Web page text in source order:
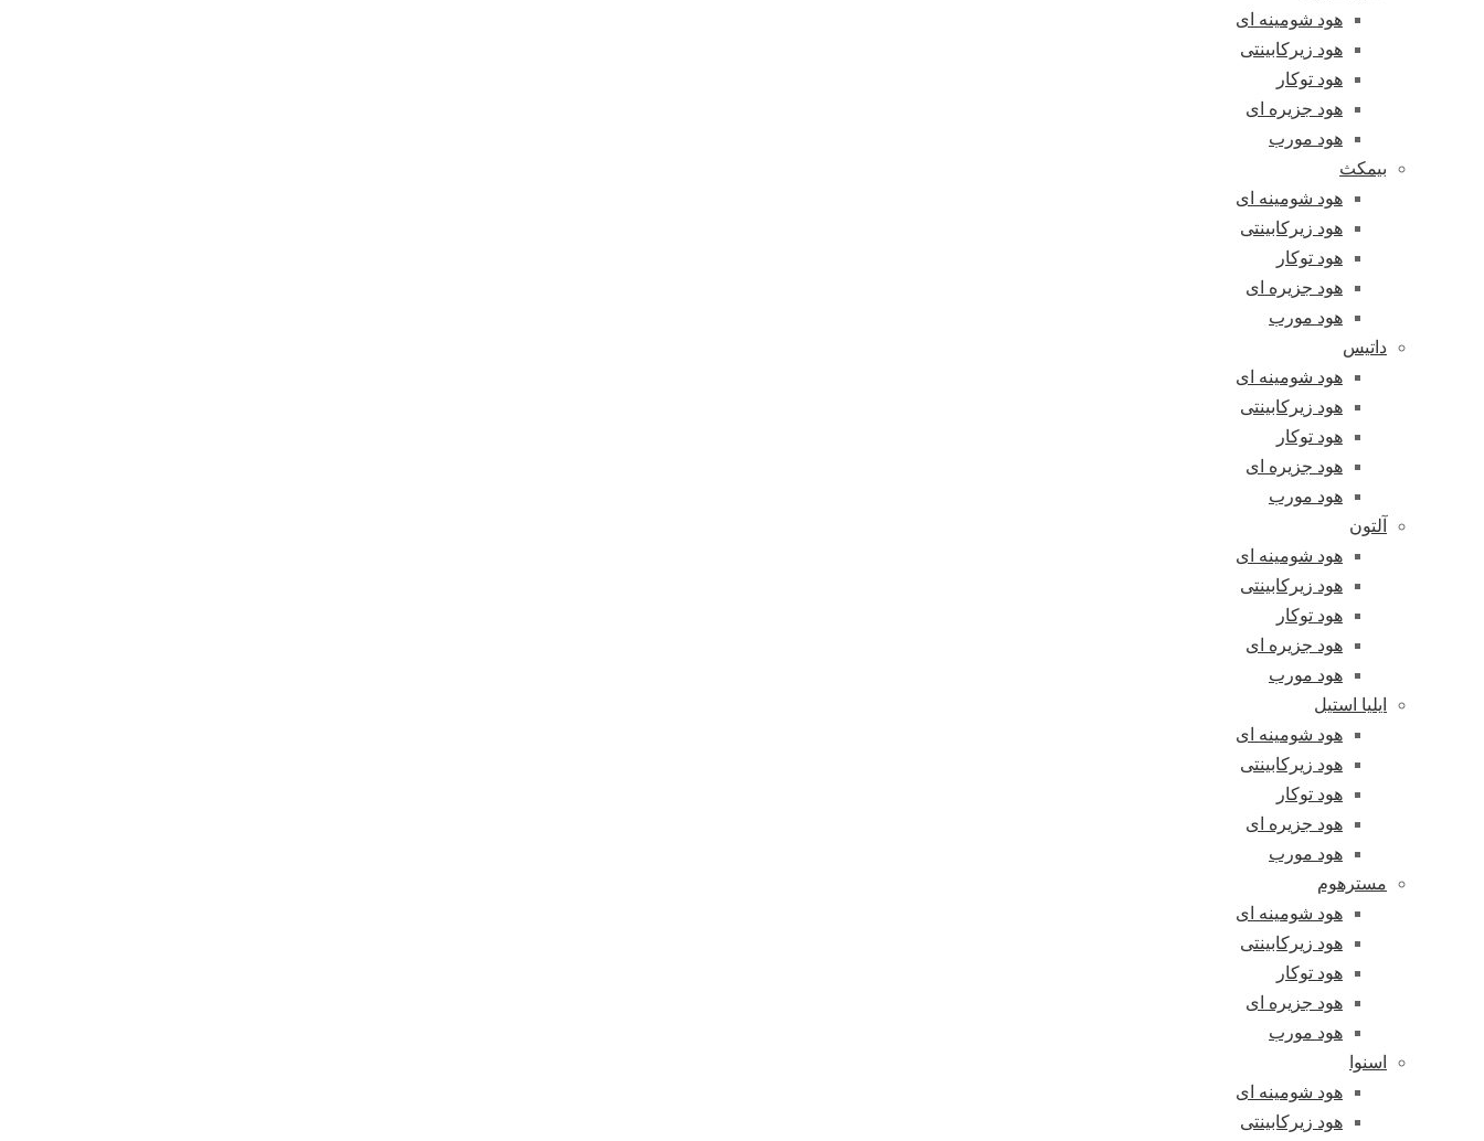
هود شومینه ای
هود زیرکابینتی
هود توکار
هود جزیره ای
هود مورب
بیمکث
هود شومینه ای
هود زیرکابینتی
هود توکار
هود جزیره ای
هود مورب
داتیس
هود شومینه ای
هود زیرکابینتی
هود توکار
هود جزیره ای
هود مورب
آلتون
هود شومینه ای
هود زیرکابینتی
هود توکار
هود جزیره ای
هود مورب
ایلیا استیل
هود شومینه ای
هود زیرکابینتی
هود توکار
هود جزیره ای
هود مورب
مسترهوم
هود شومینه ای
هود زیرکابینتی
هود توکار
هود جزیره ای
هود مورب
اسنوا
هود شومینه ای
هود زیرکابینتی